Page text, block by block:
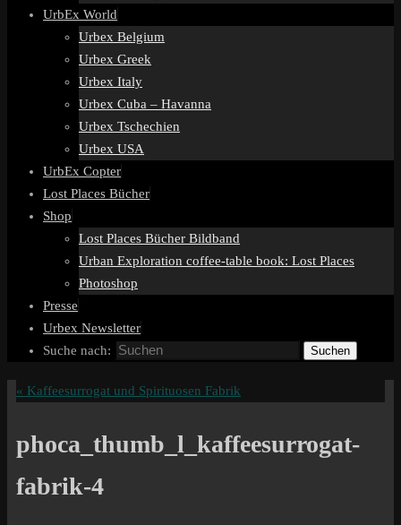
UrbEx World
Urbex Belgium
Urbex Greek
Urbex Italy
Urbex Cuba – Havanna
Urbex Tschechien
Urbex USA
UrbEx Copter
Lost Places Bücher
Shop
Lost Places Bücher Bildband
Urban Exploration coffee-table book: Lost Places
Photoshop
Presse
Urbex Newsletter
Suche nach:
Suchen
« Kaffeesurrogat und Spirituosen Fabrik
phoca_thumb_l_kaffeesurrogat-
fabrik-4